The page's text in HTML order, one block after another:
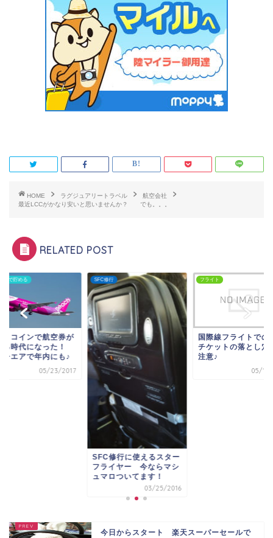
HOME ラグジュアリートラベル
航空会社
最近LCCがかなり安いと思いませんか？ でも。。。
RELATED POST
トで貯める
トコインで航空券が
る時代になった！
チエアで年内にも♪
05/23/2017
SFC修行
SFC修行に使えるスター
フライヤー 今ならマシ
ュマロついてます！
03/25/2016
フライト
国際線フライトでの
チケットの落とし穴
注意♪
05/10/
今日からスタート 楽天スーパーセールで